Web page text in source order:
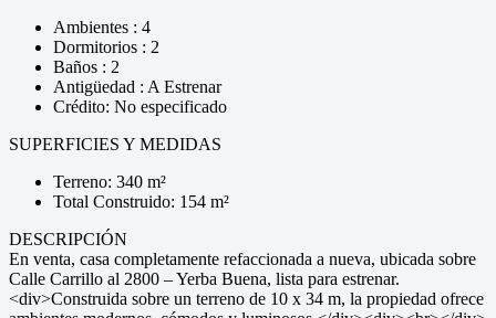
Ambientes : 4
Dormitorios : 2
Baños : 2
Antigüedad : A Estrenar
Crédito: No especificado
SUPERFICIES Y MEDIDAS
Terreno: 340 m²
Total Construido: 154 m²
DESCRIPCIÓN
En venta, casa completamente refaccionada a nueva, ubicada sobre
Calle Carrillo al 2800 – Yerba Buena, lista para estrenar.
<div>Construida sobre un terreno de 10 x 34 m, la propiedad ofrece